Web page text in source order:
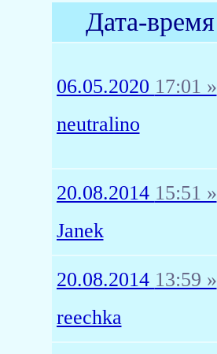
Дата-время
06.05.2020 17:01 »
neutralino
20.08.2014 15:51 »
Janek
20.08.2014 13:59 »
reechka